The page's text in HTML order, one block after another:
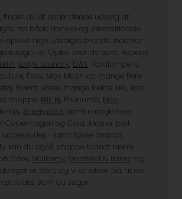
finder du et spændende udvalg af
fra både danske og internationale
opleve nøje udvalgte brands indenfor
kategorier. Oplev brands som: Rabens
, Lollys Laundry, DAY, Parajumpers,
Frau, Mos Mosh og mange flere
Blandt vores mange lækre sko, kan
shoppe: Billi Bi, Phenumb, New
Birkenstock samt mange flere.
Copenhagen og Cala Jade er blot
samt takse-brands.
kan du også shoppe blandt lækre
Care, Nailberry,Goldfield & Banks og
er stort, og vi er sikker på, at der
det, som du søger.